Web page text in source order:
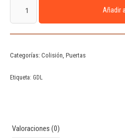
Añadir
Categorías: Colisión, Puertas
Etiqueta: GDL
Valoraciones (0)